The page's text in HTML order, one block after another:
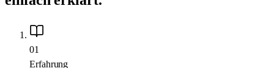
01
Erfahrung